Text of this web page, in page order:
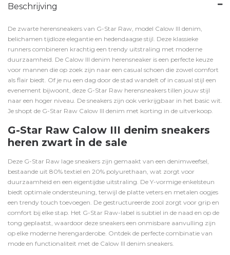
Beschrijving
De zwarte herensneakers van G-Star Raw, model Calow III denim,
belichamen tijdloze elegantie en hedendaagse stijl. Deze klassieke
runners combineren krachtig een trendy uitstraling met moderne
duurzaamheid. De Calow III denim herensneaker is een perfecte keuze
voor mannen die op zoek zijn naar een casual schoen die zowel comfort
als flair biedt. Of je nu een dag door de stad wandelt of in casual stijl een
evenement bijwoont, deze G-Star Raw herensneakers tillen jouw stijl
naar een hoger niveau. De sneakers zijn ook verkrijgbaar in het basic wit
Je shopt de G-Star Raw Calow III denim met korting in de uitverkoop.
G-Star Raw Calow III denim sneakers
heren zwart in de sale
Deze G-Star Raw lage sneakers zijn gemaakt van een denimweefsel,
bestaande uit 80% textiel en 20% polyurethaan, wat zorgt voor
duurzaamheid en een eigentijdse uitstraling. De Y-vormige enkelsteun
biedt optimale ondersteuning, terwijl de platte veters en metalen oogjes
een trendy touch toevoegen. De gestructureerde zool zorgt voor grip en
comfort bij elke stap. Het G-Star Raw-label is subtiel in de naad en op de
tong geplaatst, waardoor deze sneakers een onmisbare aanvulling zijn
op elke moderne herengarderobe. Ontdek de perfecte combinatie van
mode en functionaliteit met de Calow III denim sneakers.